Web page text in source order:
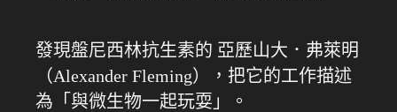
發現盤尼西林抗生素的 亞歷山大．弗萊明
（Alexander Fleming），把它的工作描述
為「與微生物一起玩耍」。